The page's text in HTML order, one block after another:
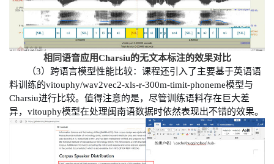
相同语音应用Charsiu的无文本标注的效果对比
（3） 跨语言模型性能比较：课程还引入了主要基于英语语
料训练的vitouphy/wav2vec2-xls-r-300m-timit-phoneme模型与
Charsiu进行比较。值得注意的是，尽管训练语料存在巨大差
异， vitouphy模型在处理闽南语数据时依然表现出不错的效果。